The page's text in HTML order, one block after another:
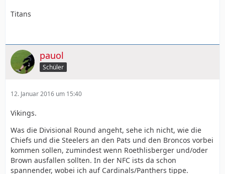
Titans
pauol
Schüler
12. Januar 2016 um 15:40
Vikings.
Was die Divisional Round angeht, sehe ich nicht, wie die
Chiefs und die Steelers an den Pats und den Broncos vorbei
kommen sollen, zumindest wenn Roethlisberger und/oder
Brown ausfallen sollten. In der NFC ists da schon
spannender, wobei ich auf Cardinals/Panthers tippe.